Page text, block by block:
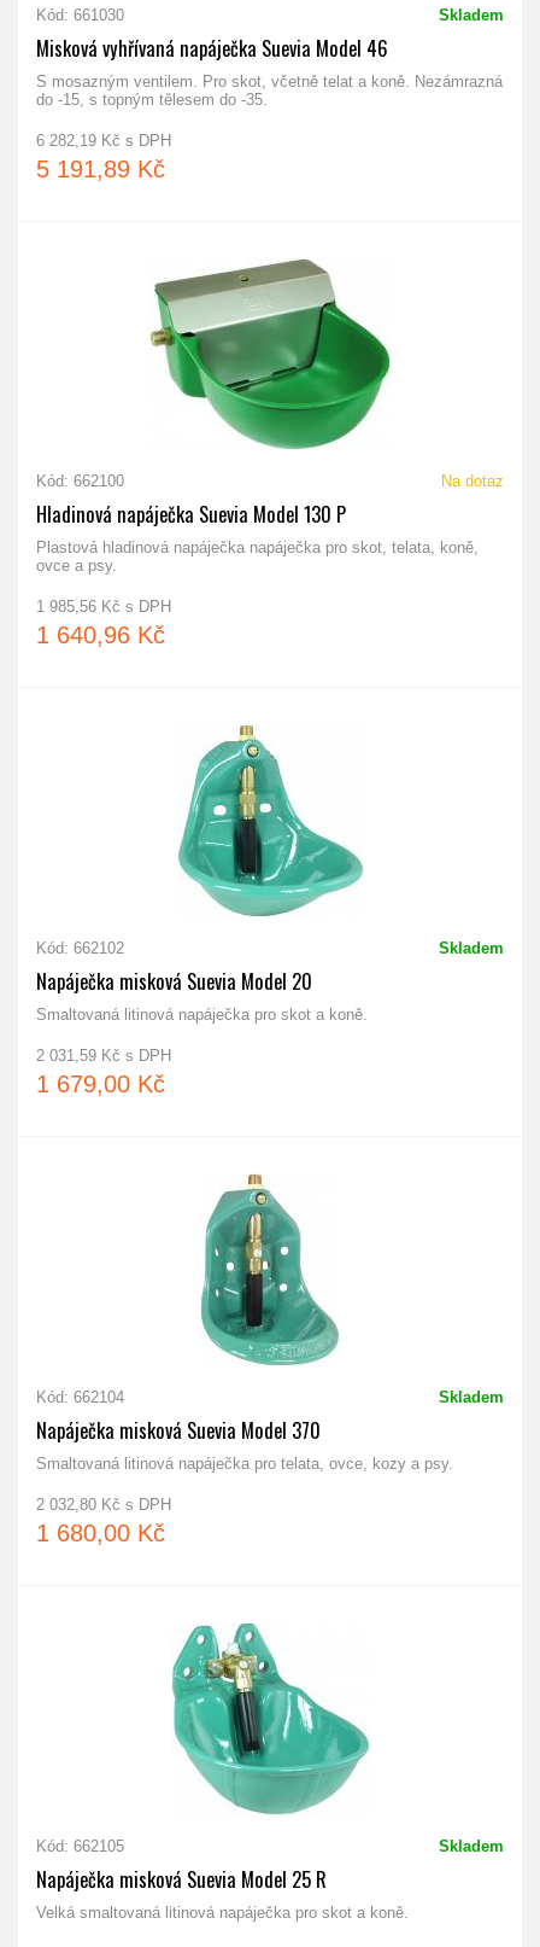
Kód: 661030 Skladem
Misková vyhřívaná napáječka Suevia Model 46
S mosazným ventilem. Pro skot, včetně telat a koně. Nezámrazná
do -15, s topným tělesem do -35.
6 282,19 Kč s DPH
5 191,89 Kč
Kód: 662100 Na dotaz
Hladinová napáječka Suevia Model 130 P
Plastová hladinová napáječka napáječka pro skot, telata, koně,
ovce a psy.
1 985,56 Kč s DPH
1 640,96 Kč
Kód: 662102 Skladem
Napáječka misková Suevia Model 20
Smaltovaná litinová napáječka pro skot a koně.
2 031,59 Kč s DPH
1 679,00 Kč
Kód: 662104 Skladem
Napáječka misková Suevia Model 370
Smaltovaná litinová napáječka pro telata, ovce, kozy a psy.
2 032,80 Kč s DPH
1 680,00 Kč
Kód: 662105 Skladem
Napáječka misková Suevia Model 25 R
Velká smaltovaná litinová napáječka pro skot a koně.